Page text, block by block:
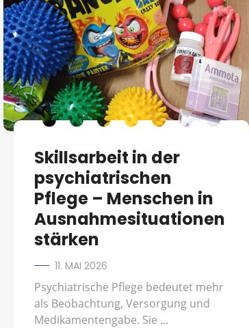
Skillsarbeit in der
psychiatrischen
Pflege – Menschen in
Ausnahmesituationen
stärken
11. MAI 2026
Psychiatrische Pflege bedeutet mehr
als Beobachtung, Versorgung und
Medikamentengabe. Sie ...